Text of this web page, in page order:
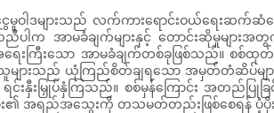
ငွေမူဝါဒများသည် လက်ကားရောင်းဝယ်ရေး
ညီပါက အာမခံချက်များနှင့် တောင်းဆိုမှုမျာ
းကြီးသော အာမခံချက်တစ်ခုဖြစ်သည်။ စစ်ထုတ်မှု
များသည် ယုံကြည်စိတ်ချရသော အမှတ်တံဆိပ်မျ
းနှီးမြှုပ်နှံကြသည်။ စစ်မှန်ကြောင်း အတည်ပြုခ
၏ အရည်အသွေးကို တသမတ်တည်းဖြစ်စေရန် ပံ့ပို